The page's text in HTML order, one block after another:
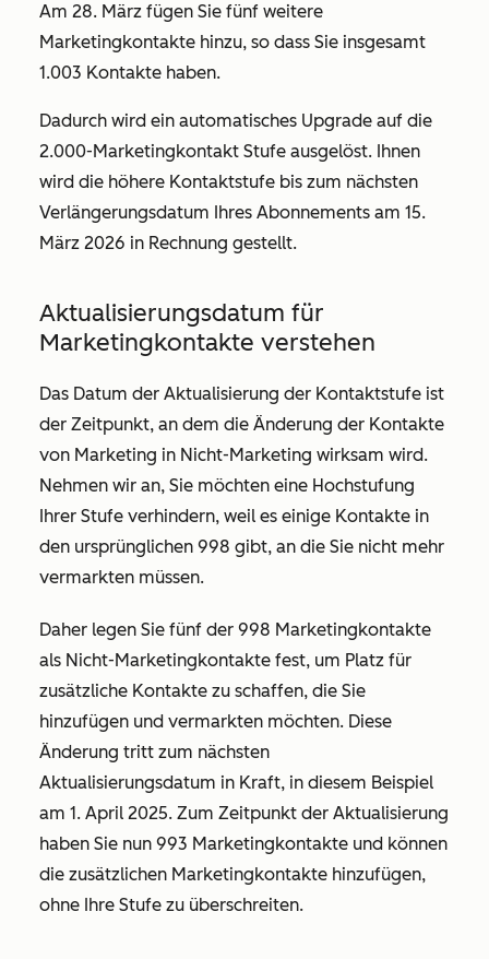
Am 28. März fügen Sie fünf weitere
Marketingkontakte hinzu, so dass Sie insgesamt
1.003 Kontakte haben.
Dadurch wird ein automatisches Upgrade auf die
2.000-Marketingkontakt Stufe ausgelöst. Ihnen
wird die höhere Kontaktstufe bis zum nächsten
Verlängerungsdatum Ihres Abonnements am 15.
März 2026 in Rechnung gestellt.
Aktualisierungsdatum für
Marketingkontakte verstehen
Das Datum der Aktualisierung der Kontaktstufe ist
der Zeitpunkt, an dem die Änderung der Kontakte
von Marketing in Nicht-Marketing wirksam wird.
Nehmen wir an, Sie möchten eine Hochstufung
Ihrer Stufe verhindern, weil es einige Kontakte in
den ursprünglichen 998 gibt, an die Sie nicht mehr
vermarkten müssen.
Daher legen Sie fünf der 998 Marketingkontakte
als Nicht-Marketingkontakte fest, um Platz für
zusätzliche Kontakte zu schaffen, die Sie
hinzufügen und vermarkten möchten. Diese
Änderung tritt zum nächsten
Aktualisierungsdatum in Kraft, in diesem Beispiel
am 1. April 2025. Zum Zeitpunkt der Aktualisierung
haben Sie nun 993 Marketingkontakte und können
die zusätzlichen Marketingkontakte hinzufügen,
ohne Ihre Stufe zu überschreiten.